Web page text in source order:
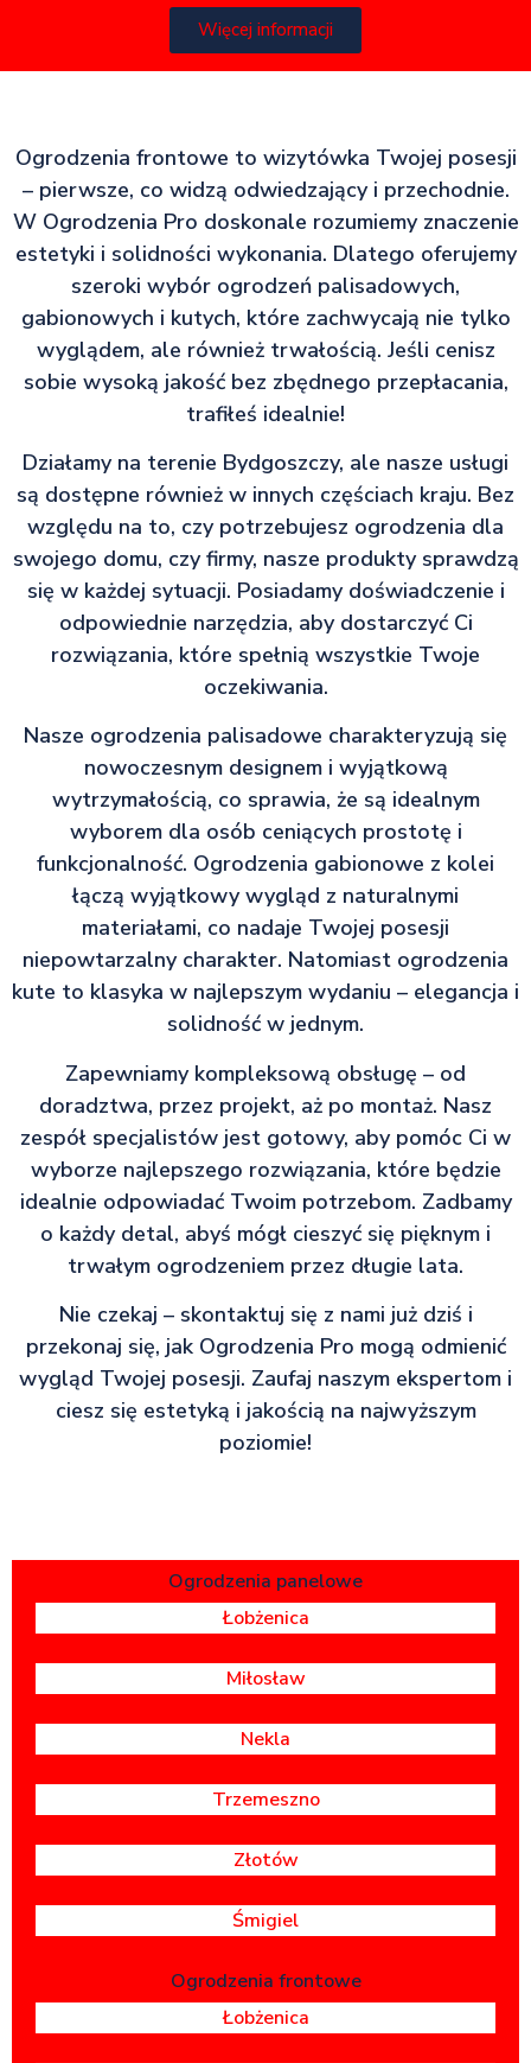
Więcej informacji
Ogrodzenia frontowe to wizytówka Twojej posesji
– pierwsze, co widzą odwiedzający i przechodnie.
W Ogrodzenia Pro doskonale rozumiemy znaczenie
estetyki i solidności wykonania. Dlatego oferujemy
szeroki wybór ogrodzeń palisadowych,
gabionowych i kutych, które zachwycają nie tylko
wyglądem, ale również trwałością. Jeśli cenisz
sobie wysoką jakość bez zbędnego przepłacania,
trafiłeś idealnie!
Działamy na terenie Bydgoszczy, ale nasze usługi
są dostępne również w innych częściach kraju. Bez
względu na to, czy potrzebujesz ogrodzenia dla
swojego domu, czy firmy, nasze produkty sprawdzą
się w każdej sytuacji. Posiadamy doświadczenie i
odpowiednie narzędzia, aby dostarczyć Ci
rozwiązania, które spełnią wszystkie Twoje
oczekiwania.
Nasze ogrodzenia palisadowe charakteryzują się
nowoczesnym designem i wyjątkową
wytrzymałością, co sprawia, że są idealnym
wyborem dla osób ceniących prostotę i
funkcjonalność. Ogrodzenia gabionowe z kolei
łączą wyjątkowy wygląd z naturalnymi
materiałami, co nadaje Twojej posesji
niepowtarzalny charakter. Natomiast ogrodzenia
kute to klasyka w najlepszym wydaniu – elegancja i
solidność w jednym.
Zapewniamy kompleksową obsługę – od
doradztwa, przez projekt, aż po montaż. Nasz
zespół specjalistów jest gotowy, aby pomóc Ci w
wyborze najlepszego rozwiązania, które będzie
idealnie odpowiadać Twoim potrzebom. Zadbamy
o każdy detal, abyś mógł cieszyć się pięknym i
trwałym ogrodzeniem przez długie lata.
Nie czekaj – skontaktuj się z nami już dziś i
przekonaj się, jak Ogrodzenia Pro mogą odmienić
wygląd Twojej posesji. Zaufaj naszym ekspertom i
ciesz się estetyką i jakością na najwyższym
poziomie!
Ogrodzenia panelowe
Łobżenica
Miłosław
Nekla
Trzemeszno
Złotów
Śmigiel
Ogrodzenia frontowe
Łobżenica